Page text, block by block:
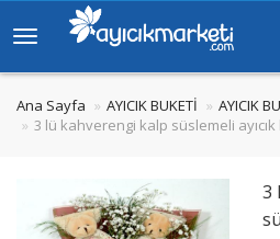
Ana Sayfa AYICIK BUKETİ
AYICIK
3 lü kahverengi kalp süslemeli
3